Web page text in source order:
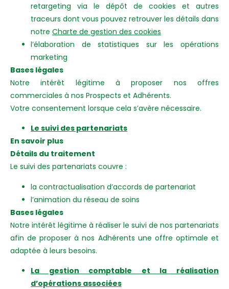
retargeting via le dépôt de cookies et autres
traceurs dont vous pouvez retrouver les détails dans
notre Charte de gestion des cookies
l’élaboration de statistiques sur les opérations
marketing
Bases légales
Notre intérêt légitime à proposer nos offres
commerciales à nos Prospects et Adhérents.
Votre consentement lorsque cela s’avère nécessaire.
Le suivi des partenariats
En savoir plus
Détails du traitement
Le suivi des partenariats couvre :
la contractualisation d’accords de partenariat
l’animation du réseau de soins
Bases légales
Notre intérêt légitime à réaliser le suivi de nos partenariats
afin de proposer à nos Adhérents une offre optimale et
adaptée à leurs besoins.
La gestion comptable et la réalisation
d’opérations associées